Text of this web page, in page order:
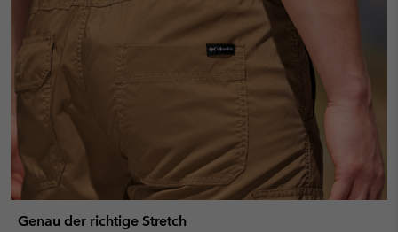
Genau der richtige Stretch